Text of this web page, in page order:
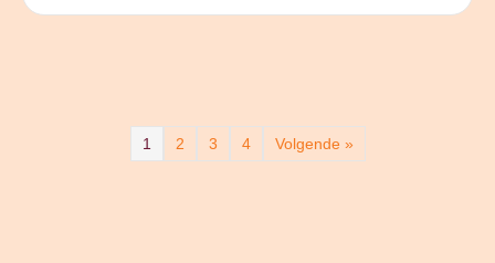
1 2 3 4 Volgende »